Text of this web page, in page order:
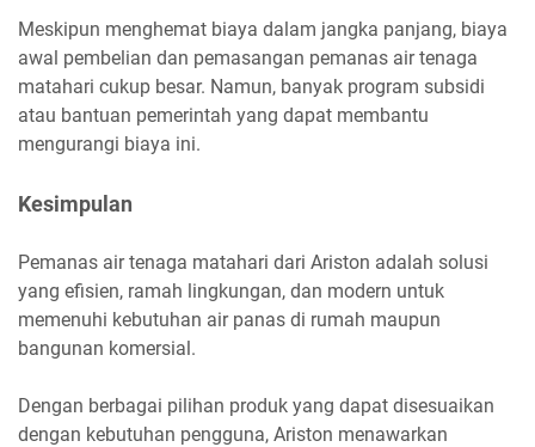
Meskipun menghemat biaya dalam jangka panjang, biaya
awal pembelian dan pemasangan pemanas air tenaga
matahari cukup besar. Namun, banyak program subsidi
atau bantuan pemerintah yang dapat membantu
mengurangi biaya ini.
Kesimpulan
Pemanas air tenaga matahari dari Ariston adalah solusi
yang efisien, ramah lingkungan, dan modern untuk
memenuhi kebutuhan air panas di rumah maupun
bangunan komersial.
Dengan berbagai pilihan produk yang dapat disesuaikan
dengan kebutuhan pengguna, Ariston menawarkan